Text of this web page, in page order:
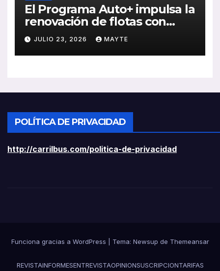
El Programa Auto+ impulsa la
renovación de flotas con
ayudas a vehículos eléctricos
ligeros
JULIO 23, 2026 MAYTE
POLÍTICA DE PRIVACIDAD
http://carrilbus.com/politica-de-privacidad
Funciona gracias a WordPress Tema: Newsup de Themeansar
REVISTAINFORMESENTREVISTAOPINIONSUSCRIPCIONTARIFAS